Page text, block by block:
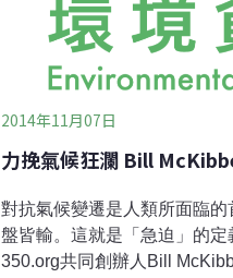
2014年11月07日
力挽氣候狂瀾 Bill
對抗氣候變遷是人類所面臨
盤皆輸。這就是「急迫」的
350.org共同創辦人Bill